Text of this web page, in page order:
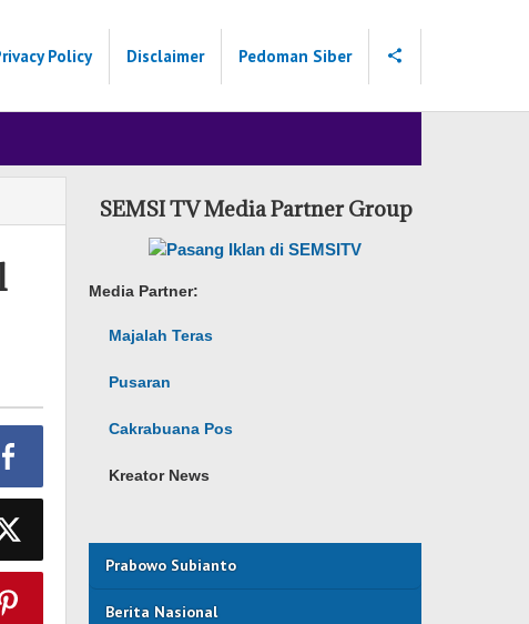
Policy Disclaimer Pedoman Siber
SEMSI TV Media Partner Group
Media Partner:
Majalah Teras
Pusaran
Cakrabuana Pos
Kreator News
Prabowo Subianto
Berita Nasional